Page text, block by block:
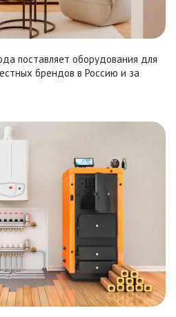
поставляет оборудования для
брендов в Россию и за